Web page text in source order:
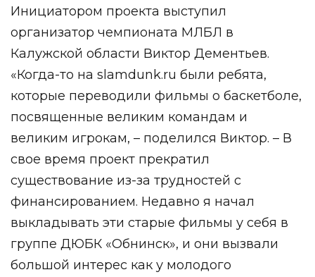
Инициатором проекта выступил
организатор чемпионата МЛБЛ в
Калужской области Виктор Дементьев.
«Когда-то на slamdunk.ru были ребята,
которые переводили фильмы о баскетболе,
посвященные великим командам и
великим игрокам, – поделился Виктор. – В
свое время проект прекратил
существование из-за трудностей с
финансированием. Недавно я начал
выкладывать эти старые фильмы у себя в
группе ДЮБК «Обнинск», и они вызвали
большой интерес как у молодого